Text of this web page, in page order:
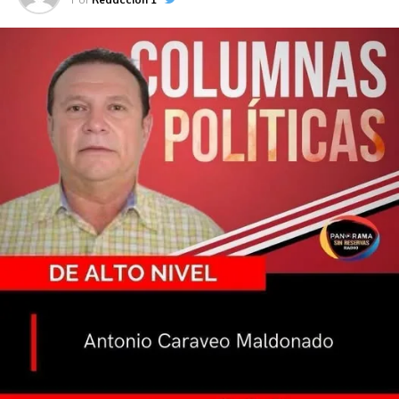
videos confirman la presencia de hombres armados y no
precisamente cuidando a alguien.
Fuentes policiales confirman cuando menos niños de los
objetivos prioritarios si estuvo en Walmart.
Aún así, permanecieron en el exterior de la tienda como
ocho elementos y en las calles aledañas, continuaban
estacionadas las camionetas. Al final no hubo detención
alguna.
DE BAJADA
a) Un engaño total el número 8000 90 90 90 del ISSET
si de confirmar citas y medicamentos se trata. Pacientes
y familiares, me informaron de ser un suplicio comunicarse
al número en cuestión. DE ALTO NIVEL intentó desde el
jueves pasado hasta ayer domingo para conseguir una
supuesta cita. Se hizo tres intento diarios. La grabación te
guía según la necesidad; al marcar la opción uno, para
agendar citas o la localización los medicamentos. De